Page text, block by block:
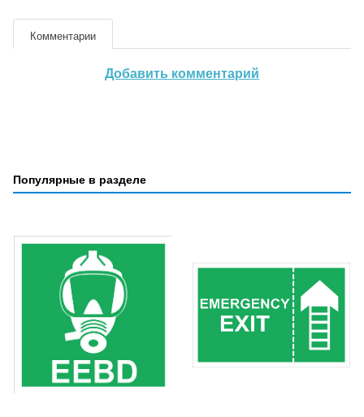
Комментарии
Добавить комментарий
Популярные в разделе